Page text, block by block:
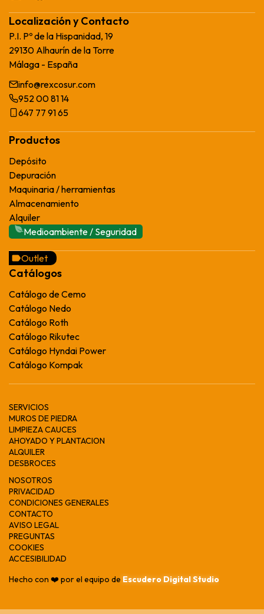
Localización y Contacto
P.I. Pº de la Hispanidad, 19
29130 Alhaurín de la Torre
Málaga - España
info@rexcosur.com
952 00 81 14
647 77 91 65
Productos
Depósito
Depuración
Maquinaria / herramientas
Almacenamiento
Alquiler
Medioambiente / Seguridad
Outlet
Catálogos
Catálogo de Cemo
Catálogo Nedo
Catálogo Roth
Catálogo Rikutec
Catálogo Hyndai Power
Catálogo Kompak
SERVICIOS
MUROS DE PIEDRA
LIMPIEZA CAUCES
AHOYADO Y PLANTACION
ALQUILER
DESBROCES
NOSOTROS
PRIVACIDAD
CONDICIONES GENERALES
CONTACTO
AVISO LEGAL
PREGUNTAS
COOKIES
ACCESIBILIDAD
Hecho con ❤️ por el equipo de Escudero Digital Studio